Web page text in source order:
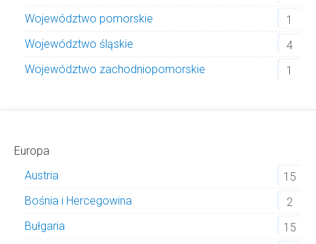
Województwo pomorskie
1
Województwo śląskie
4
Województwo zachodniopomorskie
1
Europa
Austria
15
Bośnia i Hercegowina
2
Bułgaria
15